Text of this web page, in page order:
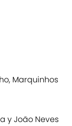
Marquinhos
y João Neves